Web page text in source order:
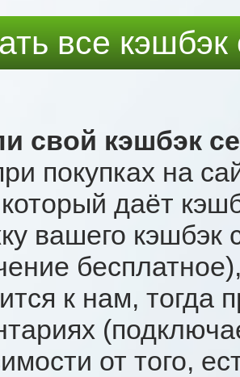
все
свой кэшбэк
покупках на
даёт
вашего кэшбэк
к нам, тогда
от того,